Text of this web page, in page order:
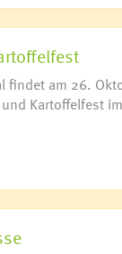
findet am 26.
Kartoffelfest